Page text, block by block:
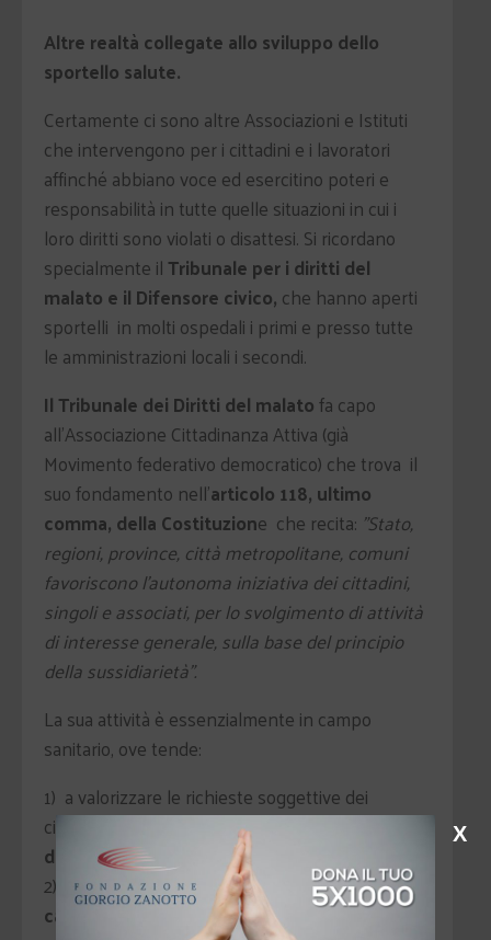
Altre realtà collegate allo sviluppo dello
sportello salute.
Certamente ci sono altre Associazioni e Istituti
che intervengono per i cittadini e i lavoratori
affinché abbiano voce ed esercitino poteri e
responsabilità in tutte quelle situazioni in cui i
loro diritti sono violati o disattesi. Si ricordano
specialmente il Tribunale per i diritti del
malato e il Difensore civico, che hanno aperti
sportelli in molti ospedali i primi e presso tutte
le amministrazioni locali i secondi.
Il Tribunale dei Diritti del malatofa capo
all'Associazione Cittadinanza Attiva (già
Movimento federativo democratico) che trova il
suo fondamento nell'articolo 118, ultimo
comma, della Costituzione che recita: "Stato,
regioni, province, città metropolitane, comuni
favoriscono l'autonoma iniziativa dei cittadini,
singoli e associati, per lo svolgimento di attività
di interesse generale, sulla base del principio
della sussidiarietà".
La sua attività è essenzialmente in campo
sanitario, ove tende:
1) a valorizzare le richieste soggettive dei
cittadini al fine di ottenere ilmiglioramento
della qualità e sicurezza dei servizi;
2) a promuovere e coordinare a livello locale
campagne di informazione e tutelatese a
X